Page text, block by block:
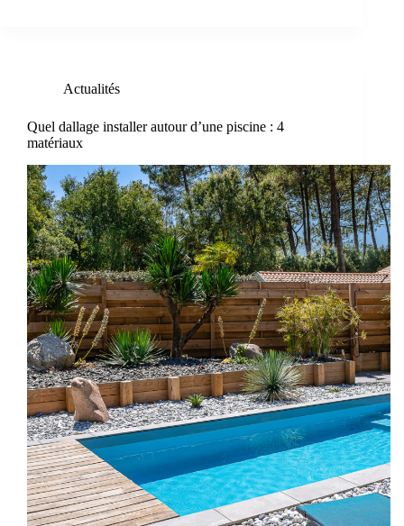
Actualités
Quel dallage installer autour d’une piscine : 4
matériaux